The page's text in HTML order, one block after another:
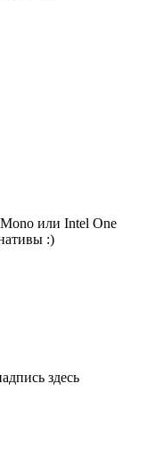
или Intel One
:)
здесь